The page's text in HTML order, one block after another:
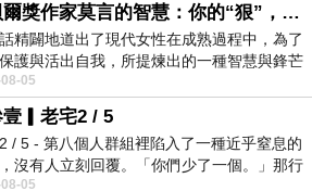
諾貝爾獎作家莫言的智慧：你的“狠”，才是最好的自我保護
精闢地道出了現代女性在成熟過程中，為了
護與活出自我，所提煉出的一種智慧與鋒芒
。 核心解讀與看法
05
壹▎老宅2 / 5
/ 5 - 第八個人群組裡陷入了一種近乎窒息的
沒有人立刻回覆。「你們少了一個。」那行
顆冰冷的鐵釘，硬生生刺進螢
05